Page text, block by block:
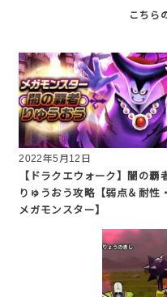
2022年5月12日
【ドラクエウォーク】闇の覇
りゅうおう攻略【弱点＆耐性・
メガモンスター】